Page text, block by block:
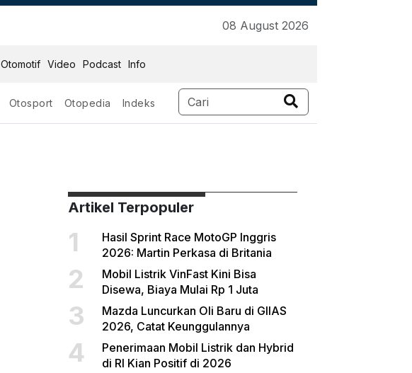
08 August 2026
Otomotif Video Podcast Info
Otosport Otopedia Indeks
Artikel Terpopuler
1
Hasil Sprint Race MotoGP Inggris
2026: Martin Perkasa di Britania
2
Mobil Listrik VinFast Kini Bisa
Disewa, Biaya Mulai Rp 1 Juta
3
Mazda Luncurkan Oli Baru di GIIAS
2026, Catat Keunggulannya
4
Penerimaan Mobil Listrik dan Hybrid
di RI Kian Positif di 2026